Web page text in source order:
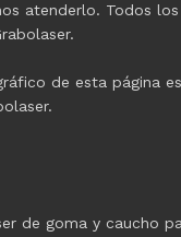
atenderlo. Todos
de esta página
de goma y caucho